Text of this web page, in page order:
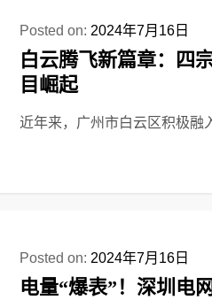
Posted on: 2024年7月16日
白云腾飞新篇章：四
目崛起
近年来，广州市白云区积极融
Posted on: 2024年7月16日
电量“爆表”！深圳电